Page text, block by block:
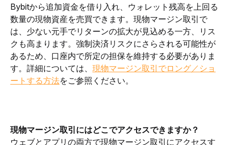
Bybitから追加資金を借り入れ、ウォレット残高を上回る
数量の現物資産を売買できます。 現物マージン取引で
は、少ない元手でリターンの拡大が見込める一方、リス
クも高まります。強制決済リスクにさらされる可能性が
あるため、口座内で所定の担保を維持する必要がありま
す。詳細については、 現物マージン取引でロング／ショ
ートする方法をご参照ください。
現物マージン取引にはどこでアクセスできますか？
ウェブとアプリの両方で現物マージン取引にアクセスす